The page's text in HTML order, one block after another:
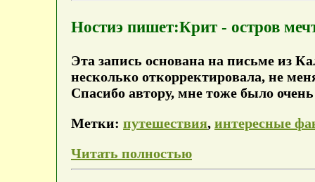
Ностиэ пишет:Крит - остров
Эта запись основана на письме из
несколько откорректировала, не
Спасибо автору, мне тоже было
Метки: путешествия, интересные
Читать полностью